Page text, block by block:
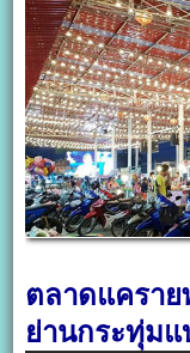
ตลาดแคราย
ย่านกระทุ่ม